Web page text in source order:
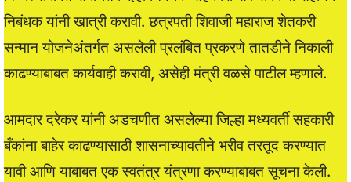
निबंधक यांनी खात्री करावी. छत्रपती शिवाजी महाराज शेतकरी
सन्मान योजनेअंतर्गत असलेली प्रलंबित प्रकरणे तातडीने निकाली
काढण्याबाबत कार्यवाही करावी, असेही मंत्री वळसे पाटील म्हणाले.
आमदार दरेकर यांनी अडचणीत असलेल्या जिल्हा मध्यवर्ती सहकारी
बँकांना बाहेर काढण्यासाठी शासनाच्यावतीने भरीव तरतूद करण्यात
यावी आणि याबाबत एक स्वतंत्र यंत्रणा करण्याबाबत सूचना केली.